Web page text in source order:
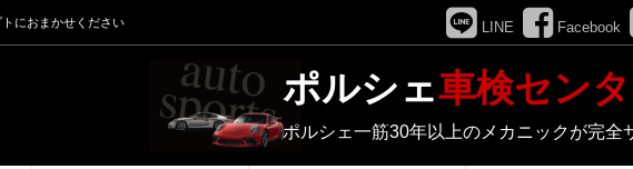
におまかせください LINE Facebook
ポルシェ車検セン
ポルシェ一筋30年以上のメカニックが完全